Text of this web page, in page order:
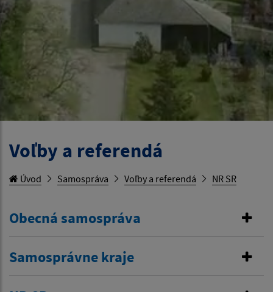
Voľby a referendá
Úvod Samospráva Voľby a referendá NR SR
Obecná samospráva
Samosprávne kraje